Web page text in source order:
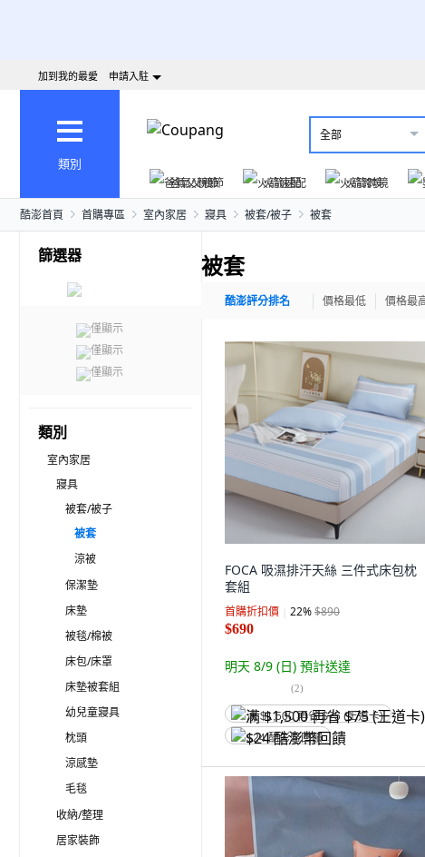
加到我的最愛 申請入駐
類別
全部
爸氣父親節
火箭速配 火箭跨境
酷澎首頁 首購專區 室內家居 寢具 被套/被子 被套
篩選器
僅顯示
僅顯示
僅顯示
類別
室內家居
寢具
被套/被子
被套
涼被
保潔墊
床墊
被毯/棉被
床包/床罩
床墊被套組
幼兒童寢具
枕頭
涼感墊
毛毯
收納/整理
居家裝飾
被套
酷澎評分排名 價格最低 價格最
FOCA 吸濕排汗天絲 三件式床包枕
套組
首購折扣價 22%$890
$690
明天 8/9 (日) 預計送達
(2)
满 $1,500 再省 $75 (王道卡)
$24 酷澎幣回饋